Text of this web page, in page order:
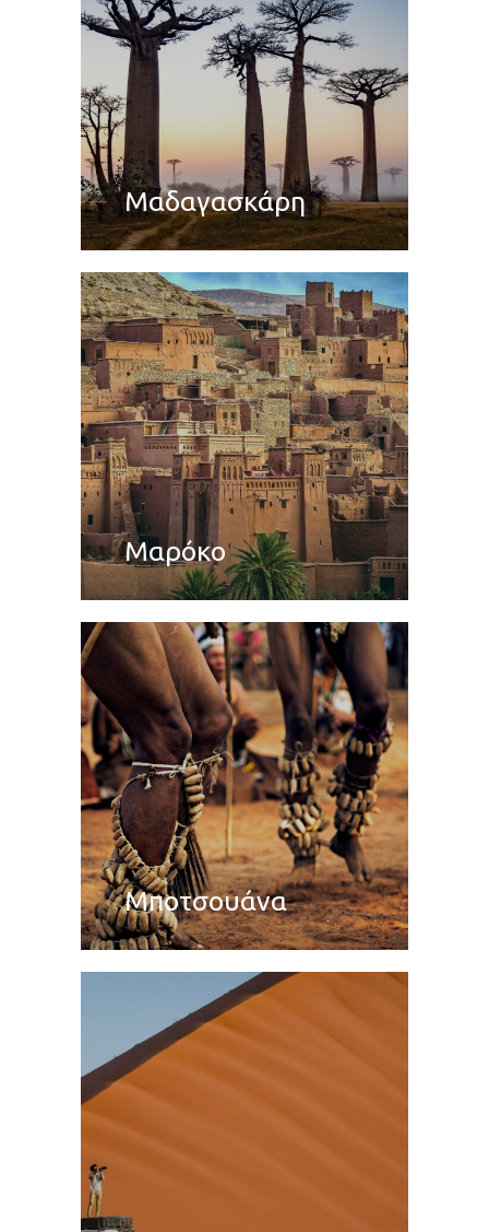
Μαδαγασκάρη
Μαρόκο
Μποτσουάνα